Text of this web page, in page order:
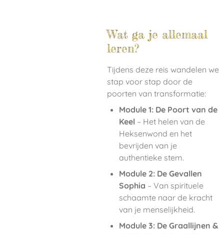
Wat ga je allemaal
leren?
Tijdens deze reis wandelen we
stap voor stap door de
poorten van transformatie:
Module 1: De Poort van de
Keel – Het helen van de
Heksenwond en het
bevrijden van je
authentieke stem.
Module 2: De Gevallen
Sophia – Van spirituele
schaamte naar de kracht
van je menselijkheid.
Module 3: De Graallijnen &